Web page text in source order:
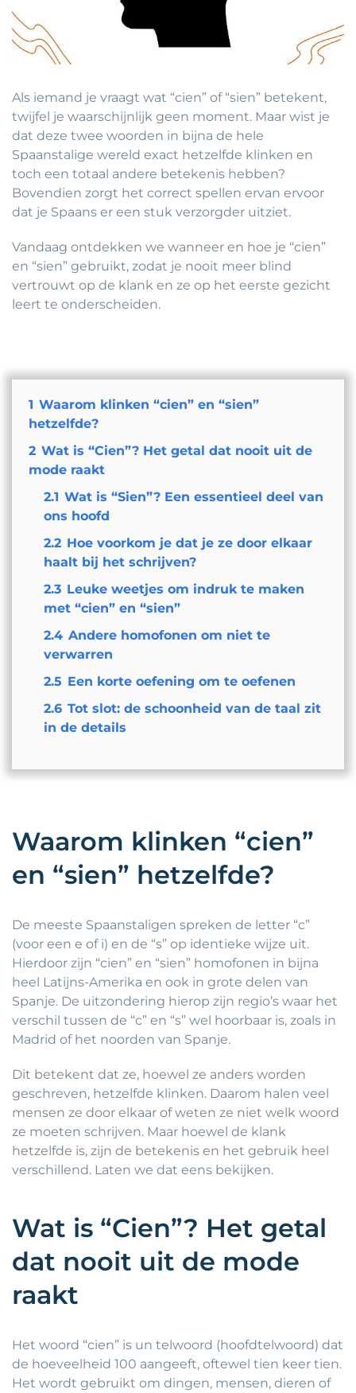
Als iemand je vraagt wat “cien” of “sien” betekent,
twijfel je waarschijnlijk geen moment. Maar wist je
dat deze twee woorden in bijna de hele
Spaanstalige wereld exact hetzelfde klinken en
toch een totaal andere betekenis hebben?
Bovendien zorgt het correct spellen ervan ervoor
dat je Spaans er een stuk verzorgder uitziet.
Vandaag ontdekken we wanneer en hoe je “cien”
en “sien” gebruikt, zodat je nooit meer blind
vertrouwt op de klank en ze op het eerste gezicht
leert te onderscheiden.
1 Waarom klinken “cien” en “sien”
hetzelfde?
2 Wat is “Cien”? Het getal dat nooit uit de
mode raakt
2.1 Wat is “Sien”? Een essentieel deel van
ons hoofd
2.2 Hoe voorkom je dat je ze door elkaar
haalt bij het schrijven?
2.3 Leuke weetjes om indruk te maken
met “cien” en “sien”
2.4 Andere homofonen om niet te
verwarren
2.5 Een korte oefening om te oefenen
2.6 Tot slot: de schoonheid van de taal zit
in de details
Waarom klinken “cien”
en “sien” hetzelfde?
De meeste Spaanstaligen spreken de letter “c”
(voor een e of i) en de “s” op identieke wijze uit.
Hierdoor zijn “cien” en “sien” homofonen in bijna
heel Latijns-Amerika en ook in grote delen van
Spanje. De uitzondering hierop zijn regio’s waar het
verschil tussen de “c” en “s” wel hoorbaar is, zoals in
Madrid of het noorden van Spanje.
Dit betekent dat ze, hoewel ze anders worden
geschreven, hetzelfde klinken. Daarom halen veel
mensen ze door elkaar of weten ze niet welk woord
ze moeten schrijven. Maar hoewel de klank
hetzelfde is, zijn de betekenis en het gebruik heel
verschillend. Laten we dat eens bekijken.
Wat is “Cien”? Het getal
dat nooit uit de mode
raakt
Het woord “cien” is un telwoord (hoofdtelwoord) dat
de hoeveelheid 100 aangeeft, oftewel tien keer tien.
Het wordt gebruikt om dingen, mensen, dieren of